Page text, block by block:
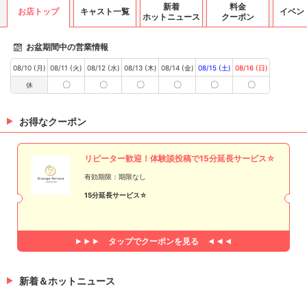
お店トップ キャスト一覧
新着
ホットニュース
料金
クーポン
イベン
お盆期間中の営業情報
08/10 (月)
休
08/11 (火)
〇
08/12 (水)
〇
08/13 (木)
〇
08/14 (金)
〇
08/15 (土)
〇
08/16 (日)
〇
お得なクーポン
リピーター歓迎！体験談投稿で15分延長サービス☆
有効期限：期限なし
15分延長サービス☆
タップでクーポンを見る
新着＆ホットニュース